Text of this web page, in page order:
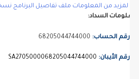
لمزيد من المعلومات ملف تفاصيل البرنامج نسخة PDF
السداد:
رقم الحساب:68205044744000
رقم الأيبان:SA2705000068205044744000